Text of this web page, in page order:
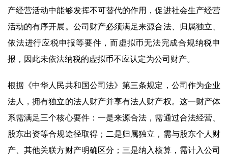
产经营活动中能够发挥不可替代的作用，促进社会生产经营
活动的有序开展。公司财产必须满足来源合法、归属独立、
依法进行应税申报等要件，而虚拟币无法完成合规纳税申
报，因此未依法纳税的虚拟币不应认定为公司财产。
根据《中华人民共和国公司法》第三条规定，公司作为企业
法人，拥有独立的法人财产并享有法人财产权。这一财产体
系需满足三个核心要件：一是来源合法，需通过合法经营、
股东出资等合规途径取得；二是归属独立，需与股东个人财
产、其他关联方财产明确区分；三是纳入核算，需计入公司